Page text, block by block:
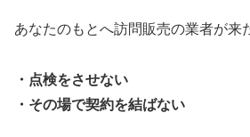
あなたのもとへ訪問販売の業者が来
・点検をさせない
・その場で契約を結ばない